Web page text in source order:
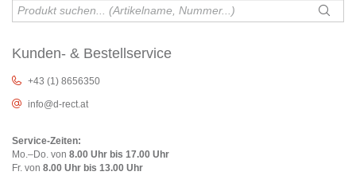
Kunden- & Bestellservice
+43 (1) 8656350
info@d-rect.at
Service-Zeiten:
Mo.–Do. von 8.00 Uhr bis 17.00 Uhr
Fr. von 8.00 Uhr bis 13.00 Uhr